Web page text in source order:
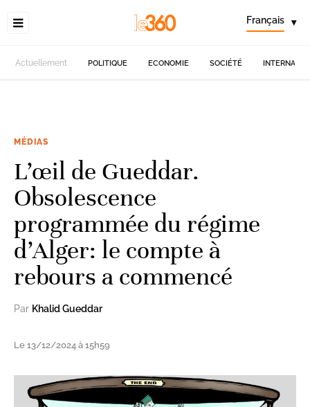
Français ▾
Actuellement POLITIQUE ECONOMIE SOCIÉTÉ
MÉDIAS
L’œil de Gueddar.
Obsolescence
programmée du régime
d’Alger: le compte à
rebours a commencé
Par Khalid Gueddar
Le 13/12/2024 à 15h59